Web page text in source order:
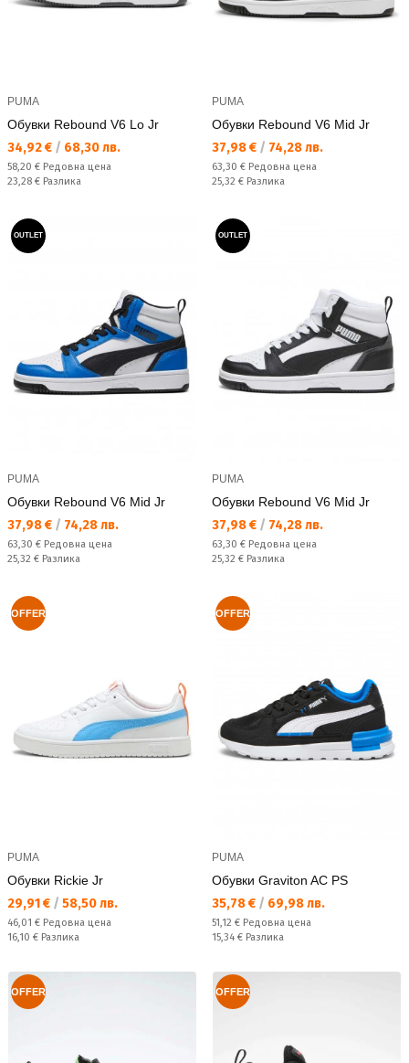
PUMA
Обувки Rebound V6 Lo Jr
Текуща цена:
34,92 € / 68,30 лв.
Редовна цена:
58,20 € Редовна цена
Спестявате:
23,28 € Разлика
PUMA
Обувки Rebound V6 Mid Jr
Текуща цена:
37,98 € / 74,28 лв.
Редовна цена:
63,30 € Редовна цена
Спестявате:
25,32 € Разлика
OUTLET
PUMA
Обувки Rebound V6 Mid Jr
Текуща цена:
37,98 € / 74,28 лв.
Редовна цена:
63,30 € Редовна цена
Спестявате:
25,32 € Разлика
OUTLET
PUMA
Обувки Rebound V6 Mid Jr
Текуща цена:
37,98 € / 74,28 лв.
Редовна цена:
63,30 € Редовна цена
Спестявате:
25,32 € Разлика
OFFER
PUMA
Обувки Rickie Jr
Текуща цена:
29,91 € / 58,50 лв.
Редовна цена:
46,01 € Редовна цена
Спестявате:
16,10 € Разлика
OFFER
PUMA
Обувки Graviton AC PS
Текуща цена:
35,78 € / 69,98 лв.
Редовна цена:
51,12 € Редовна цена
Спестявате:
15,34 € Разлика
OFFER OFFER